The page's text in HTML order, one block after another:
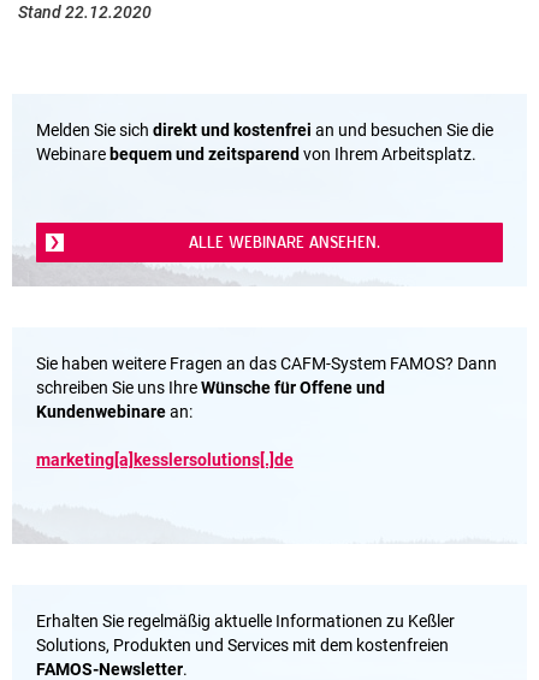
Stand 22.12.2020
Melden Sie sich direkt und kostenfrei an und besuchen Sie die
Webinare bequem und zeitsparend von Ihrem Arbeitsplatz.
ALLE WEBINARE ANSEHEN.
Sie haben weitere Fragen an das CAFM-System FAMOS? Dann
schreiben Sie uns IhreWünsche für Offene und
Kundenwebinarean:
marketing[a]kesslersolutions[.]de
Erhalten Sie regelmäßig aktuelle Informationen zu Keßler
Solutions, Produkten und Services mit dem kostenfreien
FAMOS-Newsletter.